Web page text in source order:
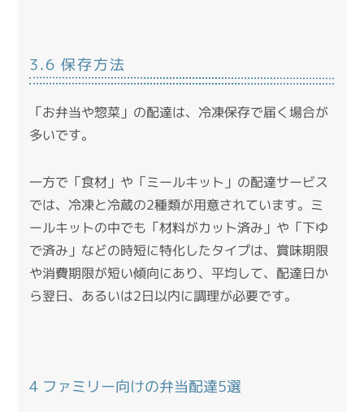
3.6 保存方法
「お弁当や惣菜」の配達は、冷凍保存で届く場合が
多いです。
一方で「食材」や「ミールキット」の配達サービス
では、冷凍と冷蔵の2種類が用意されています。 ミ
ールキットの中でも「材料がカット済み」や「下ゆ
で済み」などの時短に特化したタイプは、賞味期限
や消費期限が短い傾向にあり、平均して、配達日か
ら翌日、あるいは2日以内に調理が必要です。
4 ファミリー向けの弁当配達5選